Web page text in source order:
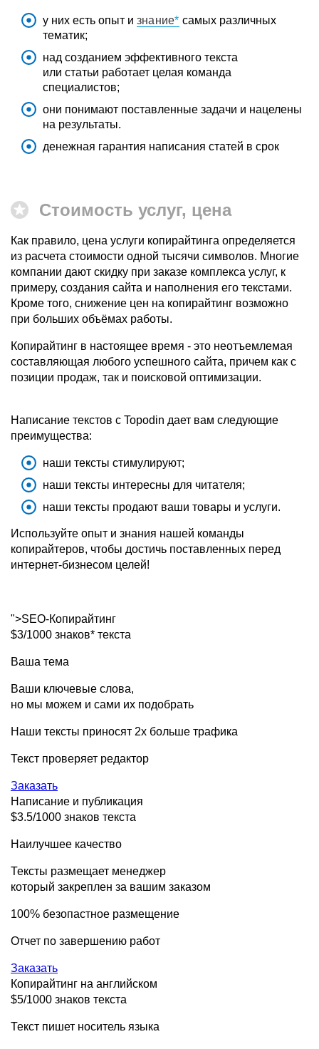
у них есть опыт и знание
самых различных
тематик;
над созданием эффективного текста
или статьи работает целая команда
специалистов;
они понимают поставленные задачи и нацелены
на результаты.
денежная гарантия написания статей в срок
Стоимость услуг, цена
Как правило, цена услуги копирайтинга определяется
из расчета стоимости одной тысячи символов. Многие
компании дают скидку при заказе комплекса услуг, к
примеру, создания сайта и наполнения его текстами.
Кроме того, снижение цен на копирайтинг возможно
при больших объёмах работы.
Копирайтинг в настоящее время - это неотъемлемая
составляющая любого успешного сайта, причем как с
позиции продаж, так и поисковой оптимизации.
Написание текстов с Topodin дает вам следующие
преимущества:
наши тексты стимулируют;
наши тексты интересны для читателя;
наши тексты продают ваши товары и услуги.
Используйте опыт и знания нашей команды
копирайтеров, чтобы достичь поставленных перед
интернет-бизнесом целей!
">SEO-Копирайтинг
$3/1000 знаков* текста
Ваша тема
Ваши ключевые слова,
но мы можем и сами их подобрать
Наши тексты приносят 2х больше трафика
Текст проверяет редактор
Заказать
Написание и публикация
$3.5/1000 знаков текста
Наилучшее качество
Тексты размещает менеджер
который закреплен за вашим заказом
100% безопастное размещение
Отчет по завершению работ
Заказать
Копирайтинг на английском
$5/1000 знаков текста
Текст пишет носитель языка